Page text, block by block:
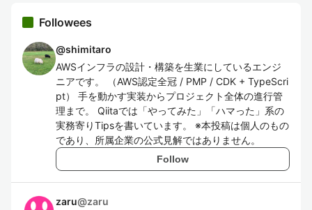
Followees
@shimitaro
AWSインフラの設計・構築を生業にしているエンジ
ニアです。 （AWS認定全冠 / PMP / CDK + TypeScri
pt） 手を動かす実装からプロジェクト全体の進行管
理まで。 Qiitaでは「やってみた」「ハマった」系の
実務寄りTipsを書いています。 ※本投稿は個人のもの
であり、所属企業の公式見解ではありません。
Follow
zaru@zaru